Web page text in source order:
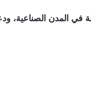
في المدن الصناعية،